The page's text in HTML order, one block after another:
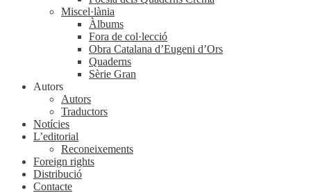
Miscel·lània
Àlbums
Fora de col·lecció
Obra Catalana d’Eugeni d’Ors
Quaderns
Sèrie Gran
Autors
Autors
Traductors
Notícies
L’editorial
Reconeixements
Foreign rights
Distribució
Contacte